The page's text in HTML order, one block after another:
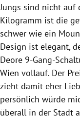
Jungs sind nicht auf
Kilogramm ist die
schwer wie ein
Design ist elegant,
Deore 9-Gang-
Wien vollauf. Der
zieht damit eher
persönlich würde
überall in der Stadt